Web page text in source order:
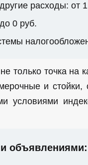
расходы: от
0 руб.
только точка на
и
условиями
объявлениями: